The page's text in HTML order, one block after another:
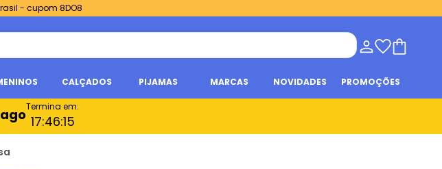
- cupom 8DO8
CALÇADOS PIJAMAS MARCAS NOVIDADES PROMOÇÕES
Termina em:
17:46:14